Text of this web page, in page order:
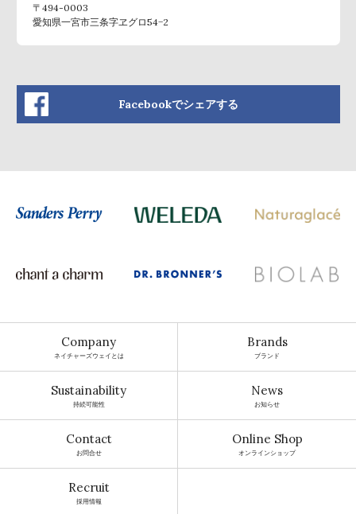
〒494-0003
愛知県一宮市三条字ヱグロ54−2
Facebookでシェアする
Company
ネイチャーズウェイとは
Brands
ブランド
Sustainability
持続可能性
News
お知らせ
Contact
お問合せ
Online Shop
オンラインショップ
Recruit
採用情報